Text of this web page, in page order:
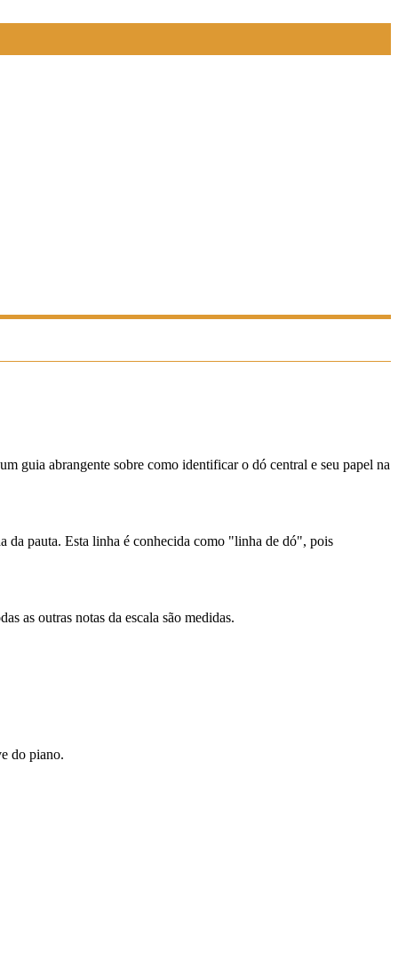
guia abrangente sobre como identificar o dó central e seu papel na
da pauta. Esta linha é conhecida como "linha de dó", pois
as outras notas da escala são medidas.
do piano.